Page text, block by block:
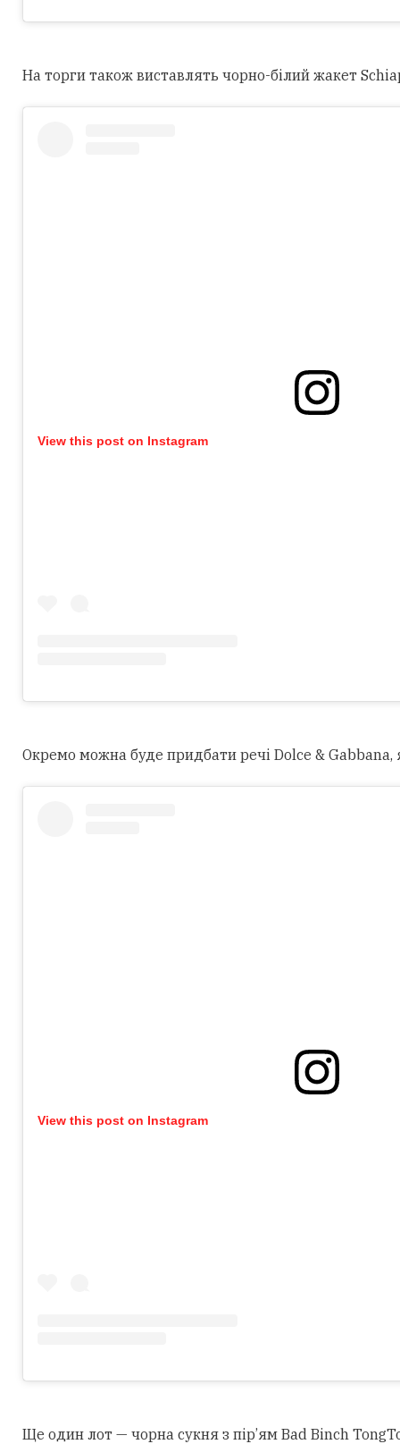
На торги також виставлять чорно-білий жакет
View this post on Instagram
Окремо можна буде придбати речі Dolce & Gabbana,
View this post on Instagram
Ще один лот — чорна сукня з пір’ям Bad Binch